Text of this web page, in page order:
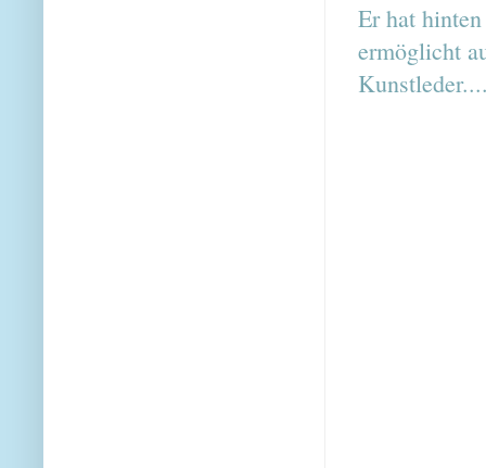
Er hat
ermöglicht